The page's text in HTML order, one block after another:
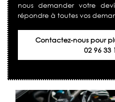
nous demander votre
répondre à toutes vos
Contactez-nous pour
02 96 33